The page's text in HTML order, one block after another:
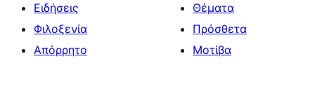
Ειδήσεις
Φιλοξενία
Απόρρητο
Θέματα
Πρόσθετα
Μοτίβα